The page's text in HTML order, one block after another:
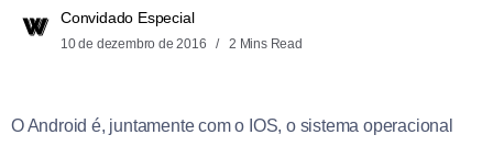
Convidado Especial
10 de dezembro de 2016 2 Mins Read
O Android é, juntamente com o IOS, o sistema operacional